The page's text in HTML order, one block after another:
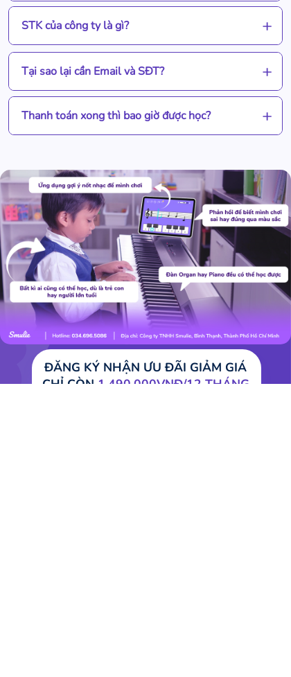
STK của công ty là gì?
Tại sao lại cần Email và SĐT?
Thanh toán xong thì bao giờ được học?
ĐĂNG KÝ NHẬN ƯU ĐÃI GIẢM GIÁ
CHỈ CÒN 1.490.000VNĐ/12 THÁNG